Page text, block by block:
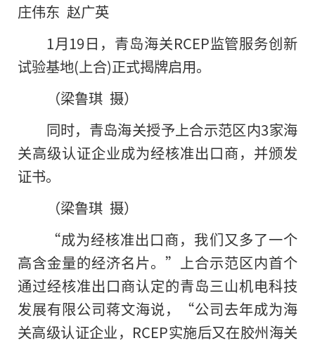
庄伟东 赵广英
1月19日，青岛海关RCEP监管服务创新
试验基地(上合)正式揭牌启用。
（梁鲁琪 摄）
同时，青岛海关授予上合示范区内3家海
关高级认证企业成为经核准出口商，并颁发
证书。
（梁鲁琪 摄）
“成为经核准出口商，我们又多了一个
高含金量的经济名片。”上合示范区内首个
通过经核准出口商认定的青岛三山机电科技
发展有限公司蒋文海说，“公司去年成为海
关高级认证企业，RCEP实施后又在胶州海关